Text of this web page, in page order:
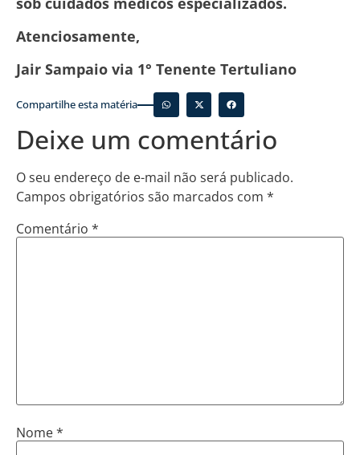
Atenciosamente,
Jair Sampaio via 1° Tenente Tertuliano
Compartilhe esta matéria
Deixe um comentário
O seu endereço de e-mail não será publicado.
Campos obrigatórios são marcados com *
Comentário *
Nome*